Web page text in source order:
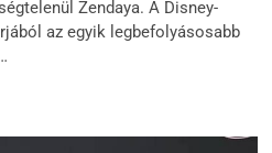
Zendaya. A Disney-
az egyik legbefolyásosabb